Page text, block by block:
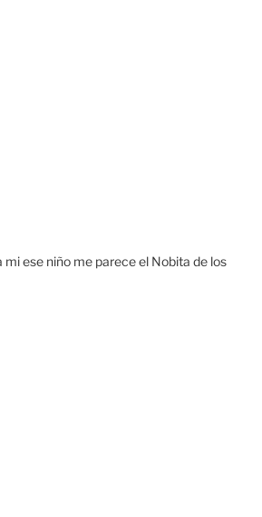
ese niño me parece el Nobita de los